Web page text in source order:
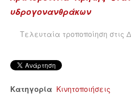
LGBTQIA+
υδρογονανθράκων
Τελευταία τροποποίηση στις
Κατηγορία Κινητοποιήσεις